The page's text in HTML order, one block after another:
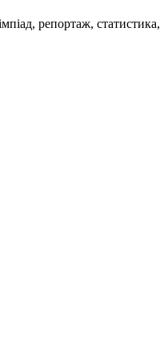
репортаж,